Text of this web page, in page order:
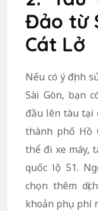
Đảo từ
Cát Lở
Nếu có ý định
Sài Gòn, bạn
đầu lên tàu tại
thành phố Hồ
thể đi xe máy,
quốc lộ 51.
chọn thêm
khoản phụ phí